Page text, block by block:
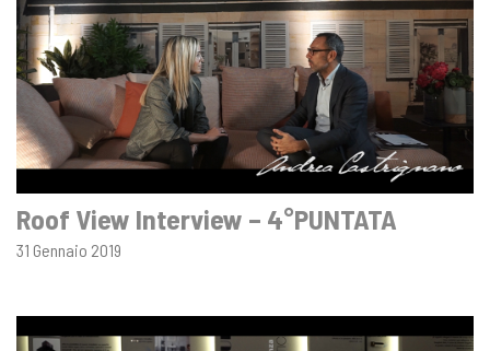
Roof View Interview – 4°PUNTATA
31 Gennaio 2019